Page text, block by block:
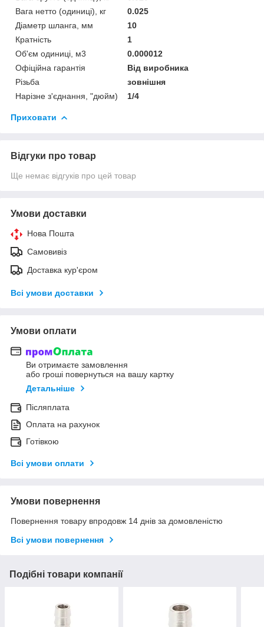
Вага нетто (одиниці), кг
0.025
Діаметр шланга, мм
10
Кратність
1
Об'єм одиниці, м3
0.000012
Офіційна гарантія
Від виробника
Різьба
зовнішня
Нарізне з'єднання, "дюйм)
1/4
Приховати
Відгуки про товар
Ще немає відгуків про цей товар
Умови доставки
Нова Пошта
Самовивіз
Доставка кур'єром
Всі умови доставки
Умови оплати
Ви отримаєте замовлення
або гроші повернуться на вашу картку
Детальніше
Післяплата
Оплата на рахунок
Готівкою
Всі умови оплати
Умови повернення
Повернення товару впродовж 14 днів за домовленістю
Всі умови повернення
Подібні товари компанії